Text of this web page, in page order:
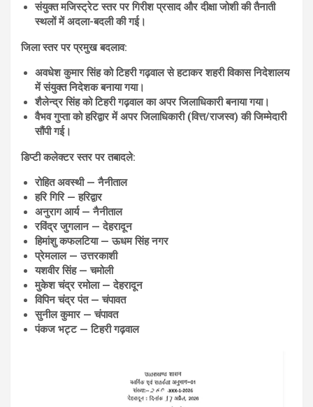
संयुक्त मजिस्ट्रेट स्तर पर गिरीश प्रसाद और दीक्षा जोशी की तैनाती
स्थलों में अदला-बदली की गई।
जिला स्तर पर प्रमुख बदलाव:
अवधेश कुमार सिंह को टिहरी गढ़वाल से हटाकर शहरी विकास निदेशालय
में संयुक्त निदेशक बनाया गया।
शैलेन्द्र सिंह को टिहरी गढ़वाल का अपर जिलाधिकारी बनाया गया।
वैभव गुप्ता को हरिद्वार में अपर जिलाधिकारी (वित्त/राजस्व) की जिम्मेदारी
सौंपी गई।
डिप्टी कलेक्टर स्तर पर तबादले:
रोहित अवस्थी — नैनीताल
हरि गिरि — हरिद्वार
अनुराग आर्य — नैनीताल
रविंद्र जुगलान — देहरादून
हिमांशु कफलटिया — ऊधम सिंह नगर
प्रेमलाल — उत्तरकाशी
यशवीर सिंह — चमोली
मुकेश चंद्र रमोला — देहरादून
विपिन चंद्र पंत — चंपावत
सुनील कुमार — चंपावत
पंकज भट्ट — टिहरी गढ़वाल